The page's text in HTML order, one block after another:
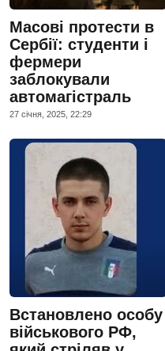
Масові протести в
Сербії: студенти і
фермери
заблокували
автомагістраль
27 сiчня, 2025, 22:29
Встановлено особу
військового РФ,